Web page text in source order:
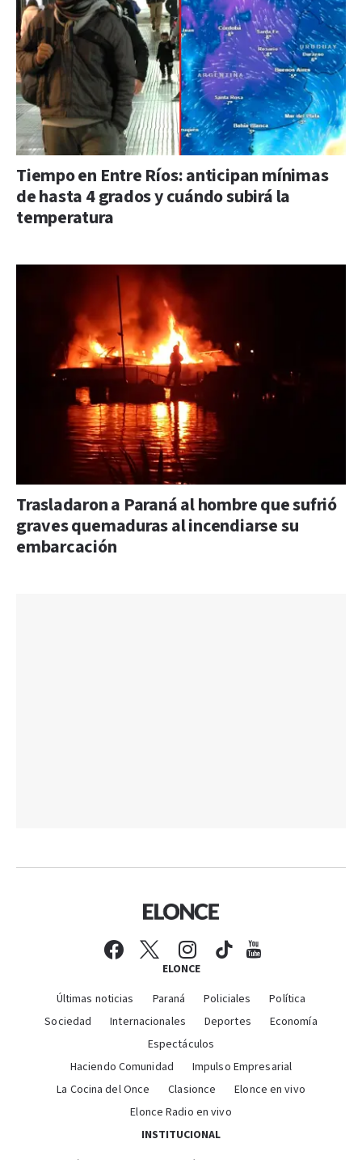
Tiempo en Entre Ríos: anticipan mínimas
de hasta 4 grados y cuándo subirá la
temperatura
Trasladaron a Paraná al hombre que sufrió
graves quemaduras al incendiarse su
embarcación
ELONCE
Últimas noticias Paraná Policiales
Política
Sociedad
Internacionales Deportes
Economía
Espectáculos
Haciendo Comunidad
Impulso Empresarial
La Cocina del Once
Clasionce
Elonce en vivo
Elonce Radio en vivo
INSTITUCIONAL